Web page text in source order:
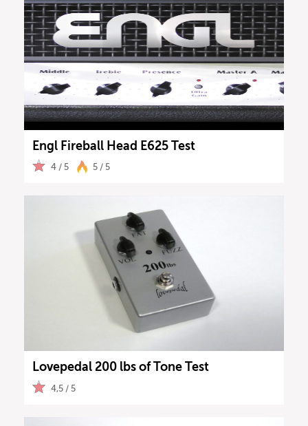
Engl Fireball Head E625 Test
4 / 5 5 / 5
Lovepedal 200 lbs of Tone Test
4,5 / 5